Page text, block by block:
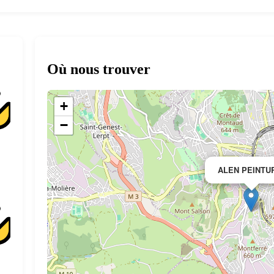
Où nous trouver
ALEN
+
−